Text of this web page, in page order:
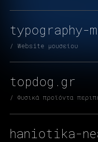
typography-
/ Website μουσείου
topdog.gr
/ Φυσικά προϊόντα
haniotika-